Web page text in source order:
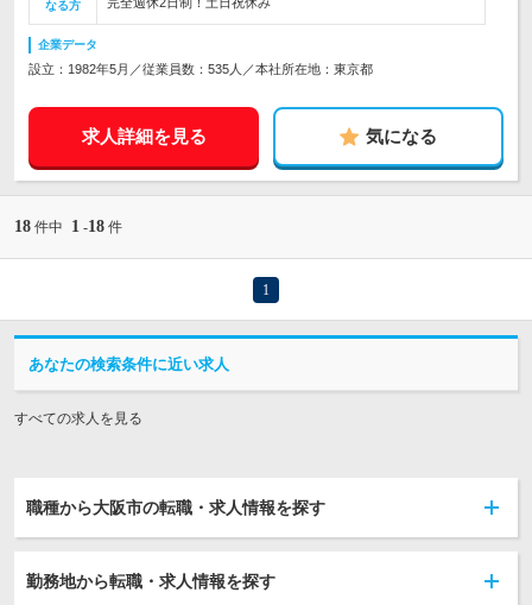
なる方
企業データ
設立：1982年5月／従業員数：535人／本社所在地：東京都
求人詳細を見る 気になる
18 件中 1 -18 件
1
あなたの検索条件に近い求人
すべての求人を見る
職種から大阪市の転職・求人情報を探す
勤務地から転職・求人情報を探す